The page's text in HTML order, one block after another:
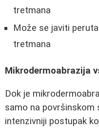
tretmana
Može se javiti
tretmana
Mikrodermoabrazija
Dok je
samo na površinskom
intenzivniji postupak